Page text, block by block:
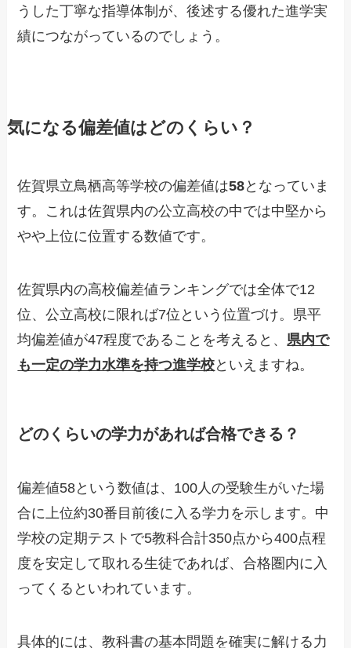
うした丁寧な指導体制が、後述する優れた進学実
績につながっているのでしょう。
気になる偏差値はどのくらい？
佐賀県立鳥栖高等学校の偏差値は58となっていま
す。これは佐賀県内の公立高校の中では中堅から
やや上位に位置する数値です。
佐賀県内の高校偏差値ランキングでは全体で12
位、公立高校に限れば7位という位置づけ。県平
均偏差値が47程度であることを考えると、 県内で
も一定の学力水準を持つ進学校といえますね。
どのくらいの学力があれば合格できる？
偏差値58という数値は、100人の受験生がいた場
合に上位約30番目前後に入る学力を示します。中
学校の定期テストで5教科合計350点から400点程
度を安定して取れる生徒であれば、合格圏内に入
ってくるといわれています。
具体的には、教科書の基本問題を確実に解ける力